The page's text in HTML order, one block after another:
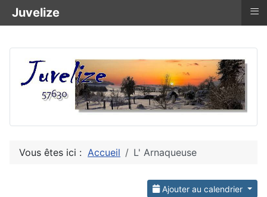
Vous êtes ici : Accueil L' Arnaqueuse
Ajouter au calendrier
Juvelize ≡